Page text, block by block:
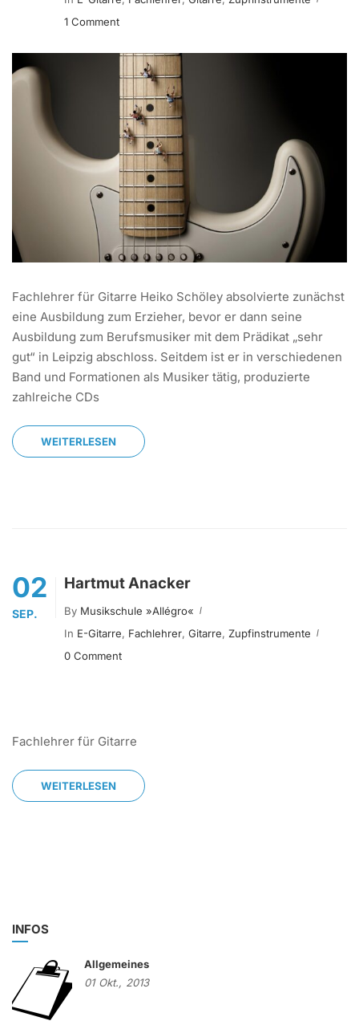
1 Comment
Fachlehrer für Gitarre Heiko Schöley absolvierte zunächst
eine Ausbildung zum Erzieher, bevor er dann seine
Ausbildung zum Berufsmusiker mit dem Prädikat „sehr
gut“ in Leipzig abschloss. Seitdem ist er in verschiedenen
Band und Formationen als Musiker tätig, produzierte
zahlreiche CDs
WEITERLESEN
02
SEP.
Hartmut Anacker
By Musikschule »allégro«
In E-Gitarre, Fachlehrer, Gitarre, Zupfinstrumente
0 Comment
Fachlehrer für Gitarre
WEITERLESEN
INFOS
Allgemeines
01 Okt., 2013